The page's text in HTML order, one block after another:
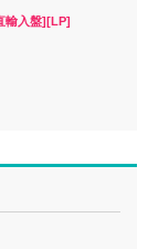
輸入盤][LP]